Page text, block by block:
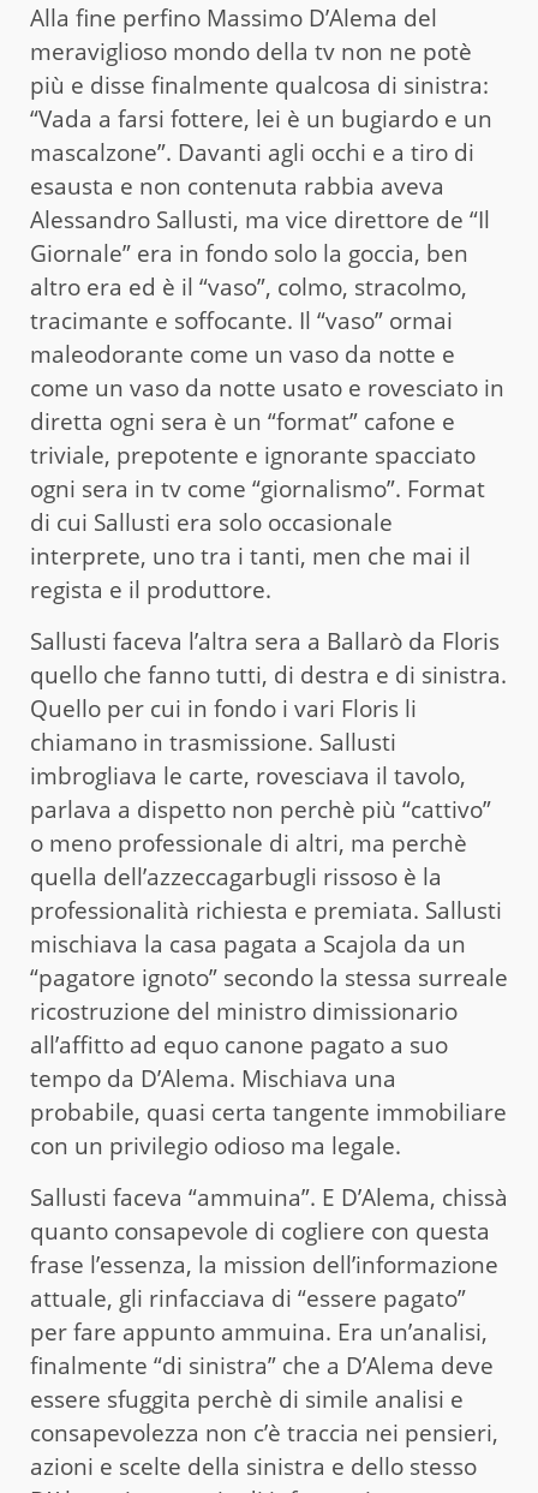
Alla fine perfino Massimo D’Alema del
meraviglioso mondo della tv non ne potè
più e disse finalmente qualcosa di sinistra:
“Vada a farsi fottere, lei è un bugiardo e un
mascalzone”. Davanti agli occhi e a tiro di
esausta e non contenuta rabbia aveva
Alessandro Sallusti, ma vice direttore de “Il
Giornale” era in fondo solo la goccia, ben
altro era ed è il “vaso”, colmo, stracolmo,
tracimante e soffocante. Il “vaso” ormai
maleodorante come un vaso da notte e
come un vaso da notte usato e rovesciato in
diretta ogni sera è un “format” cafone e
triviale, prepotente e ignorante spacciato
ogni sera in tv come “giornalismo”. Format
di cui Sallusti era solo occasionale
interprete, uno tra i tanti, men che mai il
regista e il produttore.
Sallusti faceva l’altra sera a Ballarò da Floris
quello che fanno tutti, di destra e di sinistra.
Quello per cui in fondo i vari Floris li
chiamano in trasmissione. Sallusti
imbrogliava le carte, rovesciava il tavolo,
parlava a dispetto non perchè più “cattivo”
o meno professionale di altri, ma perchè
quella dell’azzeccagarbugli rissoso è la
professionalità richiesta e premiata. Sallusti
mischiava la casa pagata a Scajola da un
“pagatore ignoto” secondo la stessa surreale
ricostruzione del ministro dimissionario
all’affitto ad equo canone pagato a suo
tempo da D’Alema. Mischiava una
probabile, quasi certa tangente immobiliare
con un privilegio odioso ma legale.
Sallusti faceva “ammuina”. E D’Alema, chissà
quanto consapevole di cogliere con questa
frase l’essenza, la mission dell’informazione
attuale, gli rinfacciava di “essere pagato”
per fare appunto ammuina. Era un’analisi,
finalmente “di sinistra” che a D’Alema deve
essere sfuggita perchè di simile analisi e
consapevolezza non c’è traccia nei pensieri,
azioni e scelte della sinistra e dello stesso